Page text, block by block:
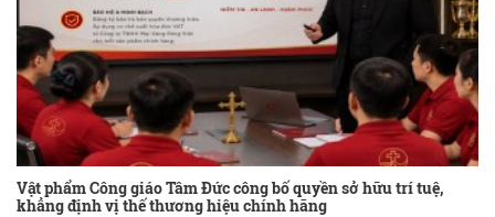
Vật phẩm Công giáo Tâm Đức công bố quyền sở hữu trí tuệ,
khẳng định vị thế thương hiệu chính hãng